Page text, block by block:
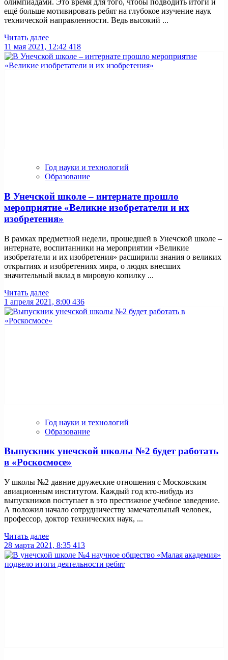
олимпиадами. Это время для того, чтобы подводить итоги и
ещё больше мотивировать ребят на глубокое изучение наук
технической направленности. Ведь высокий ...
Читать далее
11 мая 2021, 12:42 418
Год науки и технологий
Образование
В Унечской школе – интернате прошло
мероприятие «Великие изобретатели и их
изобретения»
В рамках предметной недели, прошедшей в Унечской школе –
интернате, воспитанники на мероприятии «Великие
изобретатели и их изобретения» расширили знания о великих
открытиях и изобретениях мира, о людях внесших
значительный вклад в мировую копилку ...
Читать далее
1 апреля 2021, 8:00 436
Год науки и технологий
Образование
Выпускник унечской школы №2 будет работать
в «Роскосмосе»
У школы №2 давние дружеские отношения с Московским
авиационным институтом. Каждый год кто-нибудь из
выпускников поступает в это престижное учебное заведение.
А положил начало сотрудничеству замечательный человек,
профессор, доктор технических наук, ...
Читать далее
28 марта 2021, 8:35 413